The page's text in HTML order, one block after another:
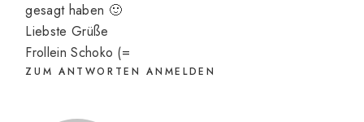
gesagt haben 🙂
Liebste Grüße
Frollein Schoko (=
ZUM ANTWORTEN ANMELDEN